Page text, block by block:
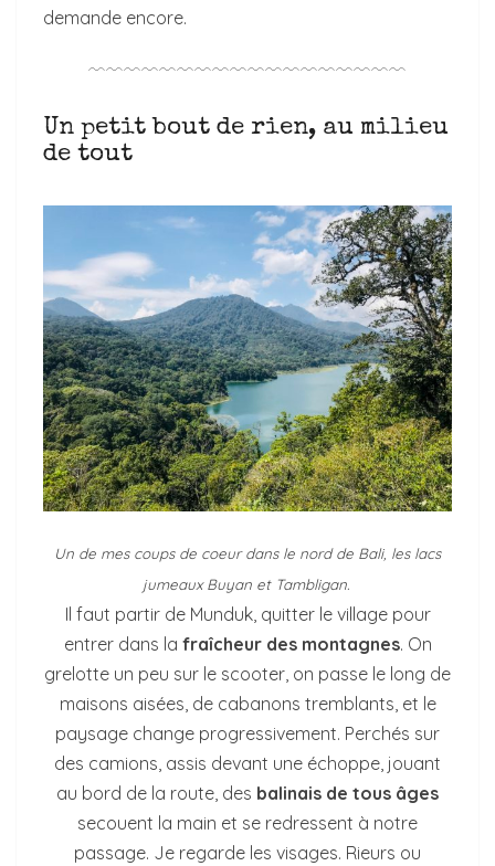
demande encore.
﹋﹋﹋﹋﹋﹋﹋﹋﹋﹋﹋﹋﹋﹋﹋﹋﹋﹋
Un petit bout de rien, au milieu
de tout
Un de mes coups de coeur dans le nord de Bali, les lacs
jumeaux Buyan et Tambligan.
Il faut partir de Munduk, quitter le village pour
entrer dans la fraîcheur des montagnes. On
grelotte un peu sur le scooter, on passe le long de
maisons aisées, de cabanons tremblants, et le
paysage change progressivement. Perchés sur
des camions, assis devant une échoppe, jouant
au bord de la route, des balinais de tous âges
secouent la main et se redressent à notre
passage. Je regarde les visages. Rieurs ou